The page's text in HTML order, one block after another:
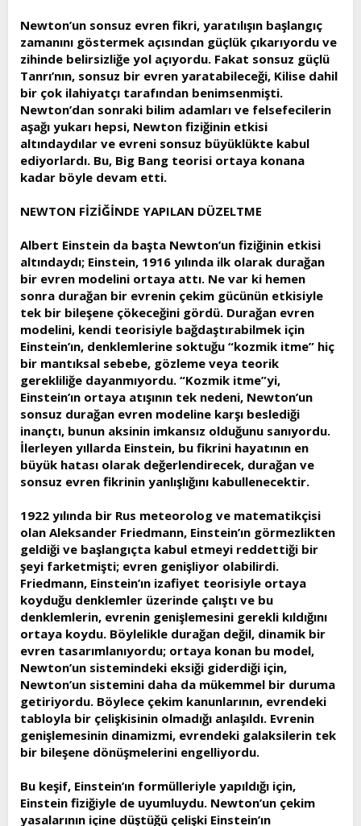
Newton’un sonsuz evren fikri, yaratılışın başlangıç
zamanını göstermek açısından güçlük çıkarıyordu ve
zihinde belirsizliğe yol açıyordu. Fakat sonsuz güçlü
Tanrı’nın, sonsuz bir evren yaratabileceği, Kilise dahil
bir çok ilahiyatçı tarafından benimsenmişti.
Newton’dan sonraki bilim adamları ve felsefecilerin
aşağı yukarı hepsi, Newton fiziğinin etkisi
altındaydılar ve evreni sonsuz büyüklükte kabul
ediyorlardı. Bu, Big Bang teorisi ortaya konana
kadar böyle devam etti.
NEWTON FİZİĞİNDE YAPILAN DÜZELTME
Albert Einstein da başta Newton’un fiziğinin etkisi
altındaydı; Einstein, 1916 yılında ilk olarak durağan
bir evren modelini ortaya attı. Ne var ki hemen
sonra durağan bir evrenin çekim gücünün etkisiyle
tek bir bileşene çökeceğini gördü. Durağan evren
modelini, kendi teorisiyle bağdaştırabilmek için
Einstein’ın, denklemlerine soktuğu “kozmik itme” hiç
bir mantıksal sebebe, gözleme veya teorik
gerekliliğe dayanmıyordu. “Kozmik itme”yi,
Einstein’ın ortaya atışının tek nedeni, Newton’un
sonsuz durağan evren modeline karşı beslediği
inançtı, bunun aksinin imkansız olduğunu sanıyordu.
İlerleyen yıllarda Einstein, bu fikrini hayatının en
büyük hatası olarak değerlendirecek, durağan ve
sonsuz evren fikrinin yanlışlığını kabullenecektir.
1922 yılında bir Rus meteorolog ve matematikçisi
olan Aleksander Friedmann, Einstein’ın görmezlikten
geldiği ve başlangıçta kabul etmeyi reddettiği bir
şeyi farketmişti; evren genişliyor olabilirdi.
Friedmann, Einstein’ın izafiyet teorisiyle ortaya
koyduğu denklemler üzerinde çalıştı ve bu
denklemlerin, evrenin genişlemesini gerekli kıldığını
ortaya koydu. Böylelikle durağan değil, dinamik bir
evren tasarımlanıyordu; ortaya konan bu model,
Newton’un sistemindeki eksiği giderdiği için,
Newton’un sistemini daha da mükemmel bir duruma
getiriyordu. Böylece çekim kanunlarının, evrendeki
tabloyla bir çelişkisinin olmadığı anlaşıldı. Evrenin
genişlemesinin dinamizmi, evrendeki galaksilerin tek
bir bileşene dönüşmelerini engelliyordu.
Bu keşif, Einstein’ın formülleriyle yapıldığı için,
Einstein fiziğiyle de uyumluydu. Newton’un çekim
yasalarının içine düştüğü çelişki Einstein’ın